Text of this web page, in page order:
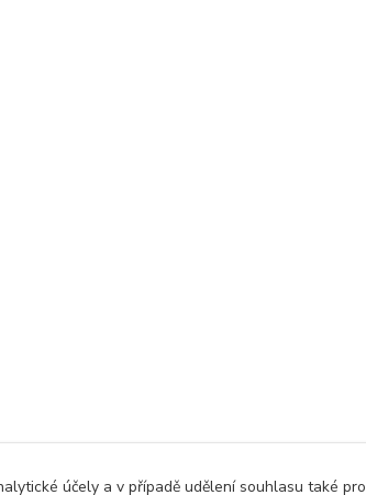
účely a v případě udělení souhlasu také pro